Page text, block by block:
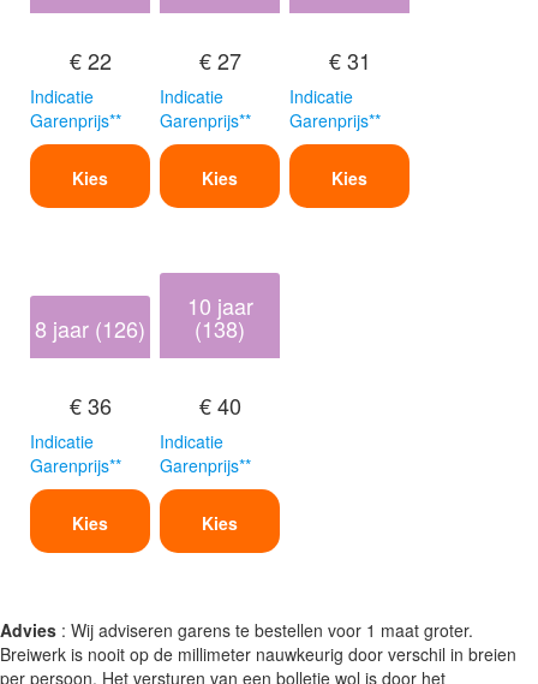
€ 22
Indicatie
Garenprijs**
Kies
€ 27
Indicatie
Garenprijs**
Kies
€ 31
Indicatie
Garenprijs**
Kies
8 jaar (126)
€ 36
Indicatie
Garenprijs**
Kies
10 jaar
(138)
€ 40
Indicatie
Garenprijs**
Kies
Advies : Wij adviseren garens te bestellen voor 1 maat groter.
Breiwerk is nooit op de millimeter nauwkeurig door verschil in breien
per persoon. Het versturen van een bolletje wol is door het